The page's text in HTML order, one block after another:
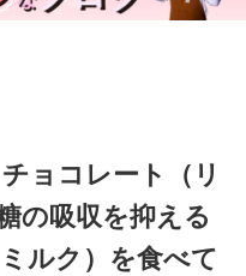
ョコレート（リ
の吸収を抑える
ルク）を食べて